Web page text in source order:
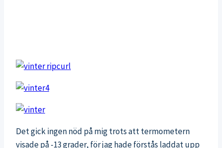
Det gick ingen nöd på mig trots att termometern
visade på -13 grader, för jag hade förstås laddat upp